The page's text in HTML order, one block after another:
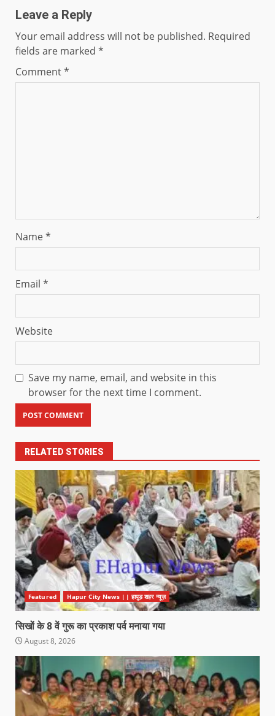
Leave a Reply
Your email address will not be published. Required
fields are marked *
Comment*
Name*
Email *
Website
Save my name, email, and website in this
browser for the next time I comment.
RELATED STORIES
Featured Hapur City News || हापुड़ शहर न्यूज़
सिखों के 8 वें गुरू का प्रकाश पर्व मनाया गया
August 8, 2026